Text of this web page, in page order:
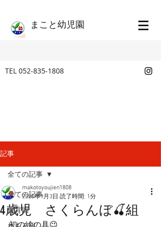
​まこと幼児園
TEL 052-835-1808
記事
全ての記事
保育園
全ての記事
4歳児 さくらんぼ🍒組
makotoyoujien1808
2020年9月3日 読了時間: 1分